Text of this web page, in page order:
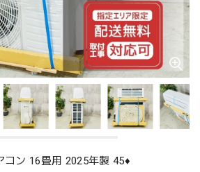
コン 16畳用 2025年製 45♦️